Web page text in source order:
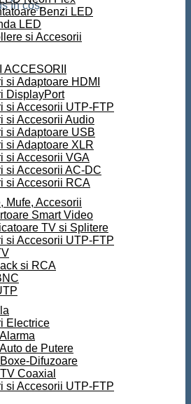
în coș.
Benzi LED
LED
si Accesorii
si Adaptoare HDMI
DisplayPort
si Accesorii UTP-FTP
si Accesorii Audio
si Adaptoare USB
si Adaptoare XLR
si Accesorii VGA
si Accesorii AC-DC
si Accesorii RCA
Mufe, Accesorii
Smart Video
TV si Splitere
si Accesorii UTP-FTP
si RCA
Electrice
de Putere
Difuzoare
Coaxial
si Accesorii UTP-FTP